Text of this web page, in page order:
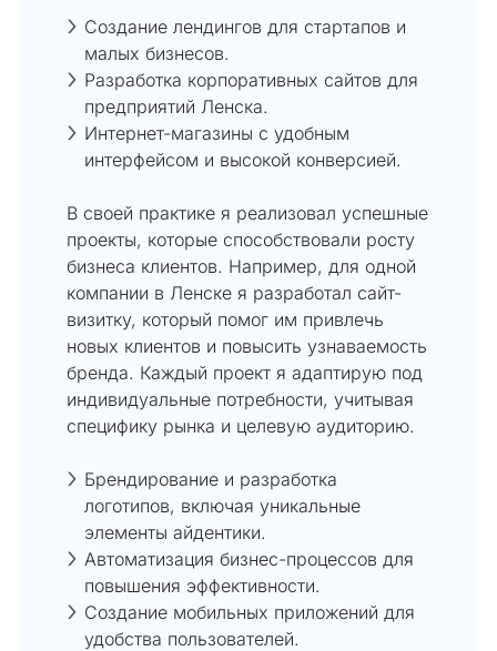
Создание лендингов для стартапов и
малых бизнесов.
Разработка корпоративных сайтов для
предприятий Ленска.
Интернет-магазины с удобным
интерфейсом и высокой конверсией.
В своей практике я реализовал успешные
проекты, которые способствовали росту
бизнеса клиентов. Например, для одной
компании в Ленске я разработал сайт-
визитку, который помог им привлечь
новых клиентов и повысить узнаваемость
бренда. Каждый проект я адаптирую под
индивидуальные потребности, учитывая
специфику рынка и целевую аудиторию.
Брендирование и разработка
логотипов, включая уникальные
элементы айдентики.
Автоматизация бизнес-процессов для
повышения эффективности.
Создание мобильных приложений для
удобства пользователей.